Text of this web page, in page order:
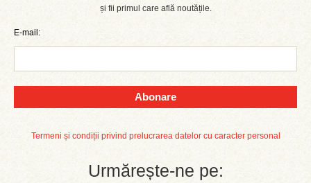
și fii primul care află noutățile.
E-mail:
Abonare
Termeni și condiții privind prelucrarea datelor cu caracter personal
Urmărește-ne pe: